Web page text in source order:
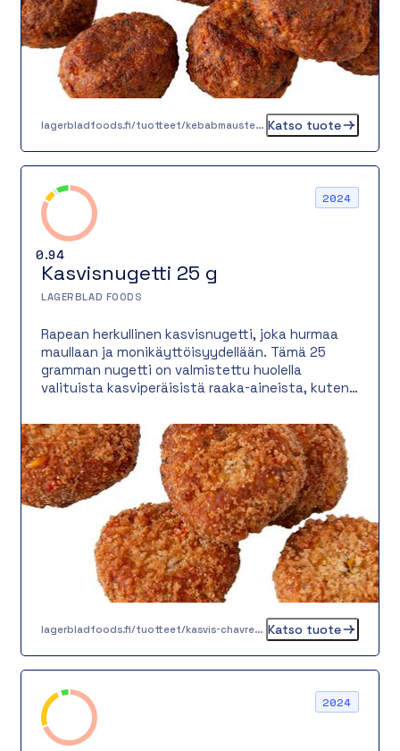
lagerbladfoods.fi/tuotteet/kebabmausteinen-kasvispyorykka-15-g Katso tuote
0.94
2024
Kasvisnugetti 25 g
LAGERBLAD FOODS
Rapean herkullinen kasvisnugetti, joka hurmaa
maullaan ja monikäyttöisyydellään. Tämä 25
gramman nugetti on valmistettu huolella
valituista kasviperäisistä raaka-aineista, kuten
ja perunasta. Lopputuloksena on täyteläinen
maku ja miellyttävä rakenne, jonka kruunaa
rapea, gluteeniton leivitys. Kasvispitoisuus on
jopa 92 %, ja mausteiden tasapainoinen
yhdistelmä antaa nugeteille herkullisen,
sopivasti maustetun luonteen. Sopii
erinomaisesti dipattavaksi, lisukkeeksi, salaattiin
tai osaksi rentoa pääruokaa.
lagerbladfoods.fi/tuotteet/kasvis-chavrepyorykka-20-g-2 Katso tuote
2024